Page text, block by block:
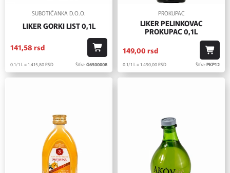
SUBOTIČANKA D.O.O.
LIKER GORKI LIST 0,1L
141,58 rsd
0.1/1 L = 1.415,80RSD Šifra:G6500008
PROKUPAC
LIKER PELINKOVAC
PROKUPAC 0,1L
149,00 rsd
0.1/1 L = 1.490,00RSD Šifra:PKP12